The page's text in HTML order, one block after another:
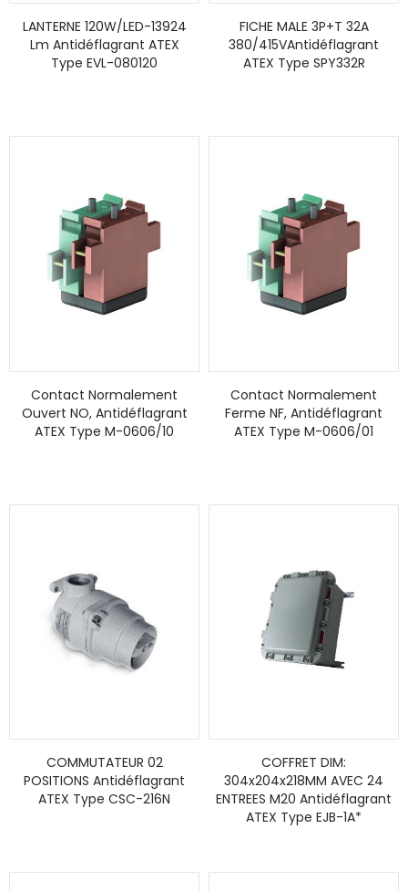
LANTERNE 120W/LED-13924
Lm Antidéflagrant ATEX
Type EVL-080120
FICHE MALE 3P+T 32A
380/415VAntidéflagrant
ATEX Type SPY332R
Contact Normalement
Ouvert NO, Antidéflagrant
ATEX Type M-0606/10
Contact Normalement
Ferme NF, Antidéflagrant
ATEX Type M-0606/01
COMMUTATEUR 02
POSITIONS Antidéflagrant
ATEX Type CSC-216N
COFFRET DIM:
304x204x218MM AVEC 24
ENTREES M20 Antidéflagrant
ATEX Type EJB-1A*